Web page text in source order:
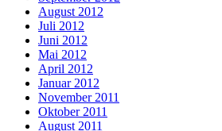
August 2012
Juli 2012
Juni 2012
Mai 2012
April 2012
Januar 2012
November 2011
Oktober 2011
August 2011